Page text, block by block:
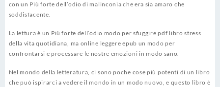
con un Più forte dell’odio di malinconia che era sia amaro che
soddisfacente.
La lettura è un Più forte dell’odio modo per sfuggire pdf libro stress
della vita quotidiana, ma online leggere epub un modo per
confrontarsi e processare le nostre emozioni in modo sano.
Nel mondo della letteratura, ci sono poche cose più potenti di un libro
che può ispirarci a vedere il mondo in un modo nuovo, e questo libro è